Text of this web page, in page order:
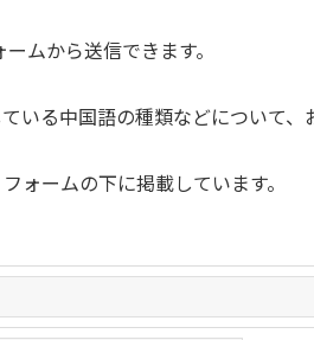
ムから送信できます。
いる中国語の種類などについて
ォームの下に掲載しています。